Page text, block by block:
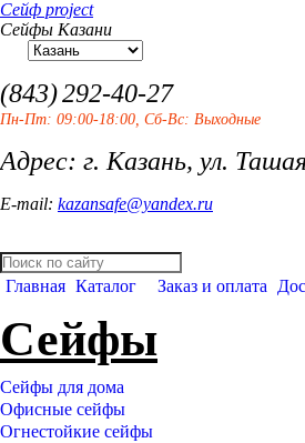
Сейф project
Сейфы Казани
(843)292-40-27
Пн-Пт: 09:00-18:00, Сб-Вс: Выходные
Адрес: г. Казань, ул.
E-mail: kazansafe@yandex.ru
Главная Каталог Заказ и оплата
Сейфы
Сейфы для дома
Офисные сейфы
Огнестойкие сейфы